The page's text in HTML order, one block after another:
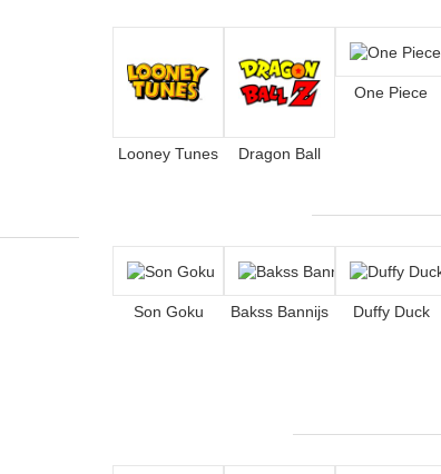
Looney Tunes Dragon Ball
One Piece
Son Goku Bakss Bannijs Duffy Duck